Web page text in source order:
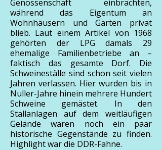
Genossenschaft einbrachten,
während das Eigentum an
Wohnhäusern und Gärten privat
blieb. Laut einem Artikel von 1968
gehörten der LPG damals 29
ehemalige Familienbetriebe an –
faktisch das gesamte Dorf. Die
Schweineställe sind schon seit vielen
Jahren verlassen. Hier wurden bis in
Nuller-Jahre hinein mehrere Hundert
Schweine gemästet. In den
Stallanlagen auf dem weitläufigen
Gelände waren noch ein paar
historische Gegenstände zu finden.
Highlight war die DDR-Fahne.